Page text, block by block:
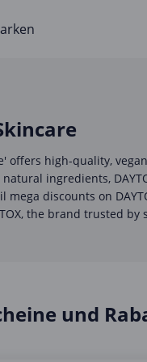
& Werkzeuge
& Media Mode &
offers high-quality,
ingredients,
mega discounts on
the brand trusted
und